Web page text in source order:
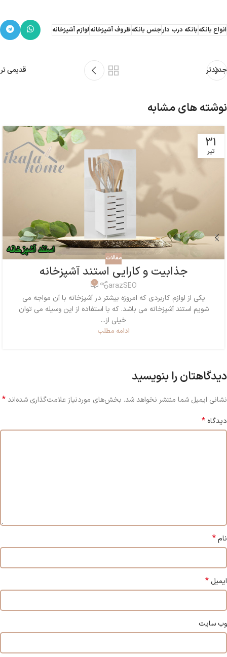
انواع بانکهبانکه درب دارجنس بانکهظروف آشپزخانهلوازم آشپزخانه
جدیدتر قدیمی تر
نوشته های مشابه
31
تیر
مقالات
جذابیت و کارایی استند آشپزخانه
arazSEO
0
یکی از لوازم کاربردی که امروزه بیشتر در آشپزخانه با آن مواجه می
شویم استند آشپزخانه می باشد. که با استفاده از این وسیله می توان
خیلی از...
ادامه مطلب
دیدگاهتان را بنویسید
نشانی ایمیل شما منتشر نخواهد شد. بخش‌های موردنیاز علامت‌گذاری شده‌اند*
دیدگاه *
نام*
ایمیل *
وب‌ سایت